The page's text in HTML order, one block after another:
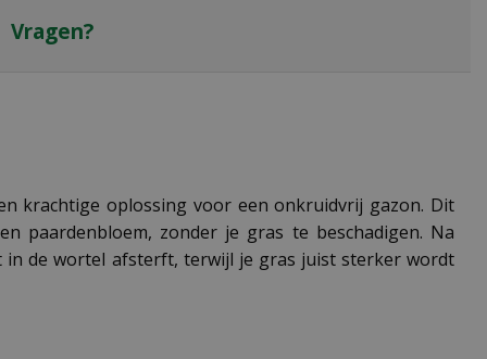
Vragen?
krachtige oplossing voor een onkruidvrij gazon. Dit
paardenbloem, zonder je gras te beschadigen. Na
de wortel afsterft, terwijl je gras juist sterker wordt